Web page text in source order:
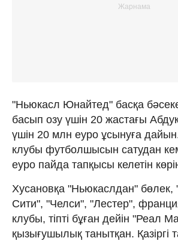
"Ньюкасл Юнайтед" басқа
басып озу үшін 20 жастағы
үшін 20 млн еуро ұсынуға
клубы футболшысын сатудан
еуро пайда тапқысы келетін
Хусановқа "Ньюкаслдан" бөлек,
Сити", "Челси", "Лестер",
клубы, тіпті бұған дейін "Реал
қызығушылық танытқан. Қазіргі